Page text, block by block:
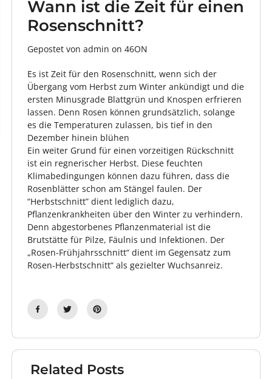
Wann ist die Zeit für einen
Rosenschnitt?
Gepostet von admin on 46ON
Es ist Zeit für den Rosenschnitt, wenn sich der
Übergang vom Herbst zum Winter ankündigt und die
ersten Minusgrade Blattgrün und Knospen erfrieren
lassen. Denn Rosen können grundsätzlich, solange
es die Temperaturen zulassen, bis tief in den
Dezember hinein blühen
Ein weiter Grund für einen vorzeitigen Rückschnitt
ist ein regnerischer Herbst. Diese feuchten
Klimabedingungen können dazu führen, dass die
Rosenblätter schon am Stängel faulen. Der
“Herbstschnitt” dient lediglich dazu,
Pflanzenkrankheiten über den Winter zu verhindern.
Denn abgestorbenes Pflanzenmaterial ist die
Brutstätte für Pilze, Fäulnis und Infektionen. Der
„Rosen-Frühjahrsschnitt“ dient im Gegensatz zum
Rosen-Herbstschnitt“ als gezielter Wuchsanreiz.
Related Posts